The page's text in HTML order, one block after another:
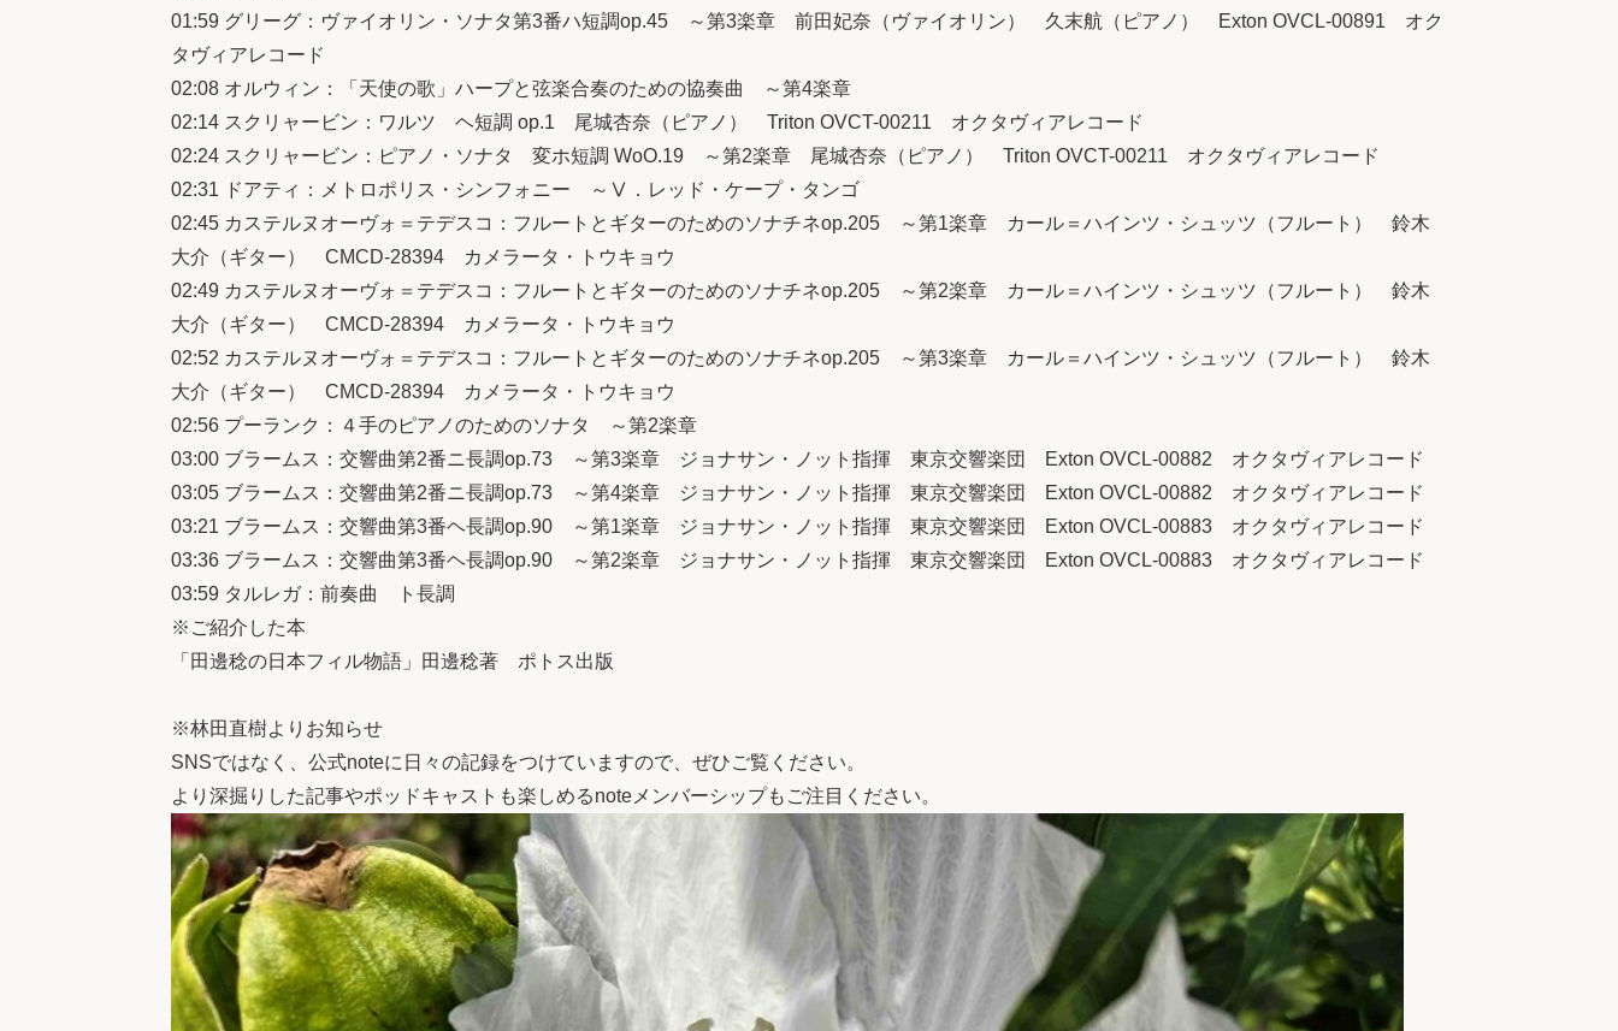
01:59 グリーグ：ヴァイオリン・ソナタ第3番ハ短調op.45 ～第3楽章 前田妃奈（ヴァイオリン） 久末航（ピアノ） Exton OVCL-00891 オク
タヴィアレコード
02:08 オルウィン：「天使の歌」ハープと弦楽合奏のための協奏曲 ～第4楽章
02:14 スクリャービン：ワルツ ヘ短調 op.1 尾城杏奈（ピアノ） Triton OVCT-00211 オクタヴィアレコード
02:24 スクリャービン：ピアノ・ソナタ 変ホ短調 WoO.19 ～第2楽章 尾城杏奈（ピアノ） Triton OVCT-00211 オクタヴィアレコード
02:31 ドアティ：メトロポリス・シンフォニー ～Ⅴ．レッド・ケープ・タンゴ
02:45 カステルヌオーヴォ＝テデスコ：フルートとギターのためのソナチネop.205 ～第1楽章 カール＝ハインツ・シュッツ（フルート） 鈴木
大介（ギター） CMCD-28394 カメラータ・トウキョウ
02:49 カステルヌオーヴォ＝テデスコ：フルートとギターのためのソナチネop.205 ～第2楽章 カール＝ハインツ・シュッツ（フルート） 鈴木
大介（ギター） CMCD-28394 カメラータ・トウキョウ
02:52 カステルヌオーヴォ＝テデスコ：フルートとギターのためのソナチネop.205 ～第3楽章 カール＝ハインツ・シュッツ（フルート） 鈴木
大介（ギター） CMCD-28394 カメラータ・トウキョウ
02:56 プーランク：４手のピアノのためのソナタ ～第2楽章
03:00 ブラームス：交響曲第2番ニ長調op.73 ～第3楽章 ジョナサン・ノット指揮 東京交響楽団 Exton OVCL-00882 オクタヴィアレコード
03:05 ブラームス：交響曲第2番ニ長調op.73 ～第4楽章 ジョナサン・ノット指揮 東京交響楽団 Exton OVCL-00882 オクタヴィアレコード
03:21 ブラームス：交響曲第3番ヘ長調op.90 ～第1楽章 ジョナサン・ノット指揮 東京交響楽団 Exton OVCL-00883 オクタヴィアレコード
03:36 ブラームス：交響曲第3番ヘ長調op.90 ～第2楽章 ジョナサン・ノット指揮 東京交響楽団 Exton OVCL-00883 オクタヴィアレコード
03:59 タルレガ：前奏曲 ト長調
※ご紹介した本
「田邊稔の日本フィル物語」田邊稔著 ポトス出版
※林田直樹よりお知らせ
SNSではなく、 公式noteに日々の記録をつけていますので、ぜひご覧ください。
より深掘りした記事やポッドキャストも楽しめるnoteメンバーシップもご注目ください。